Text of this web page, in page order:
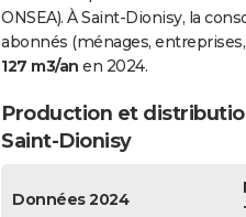
ONSEA). À Saint-Dionisy, la
abonnés (ménages,
127 m3/an en 2024.
Production et
Saint-Dionisy
Données 2024